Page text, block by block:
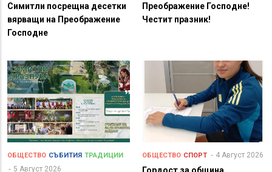
Симитли посрещна десетки
вярващи на Преображение
Господне
Преображение Господне!
Честит празник!
ОБЩЕСТВО СЪБИТИЯ ТРАДИЦИИ
5 Август 2026
ОБЩЕСТВО СПОРТ 4 Август 2026